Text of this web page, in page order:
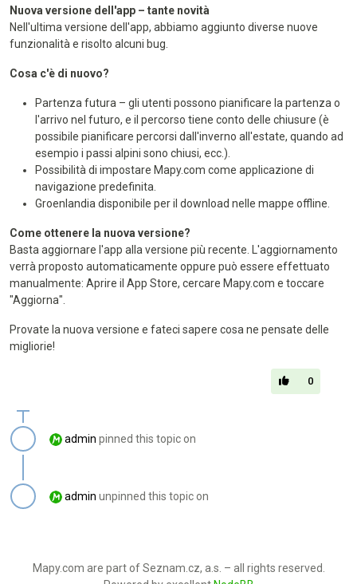
Nuova versione dell'app – tante novità
Nell'ultima versione dell'app, abbiamo aggiunto diverse nuove
funzionalità e risolto alcuni bug.
Cosa c'è di nuovo?
Partenza futura – gli utenti possono pianificare la partenza o
l'arrivo nel futuro, e il percorso tiene conto delle chiusure (è
possibile pianificare percorsi dall'inverno all'estate, quando ad
esempio i passi alpini sono chiusi, ecc.).
Possibilità di impostare Mapy.com come applicazione di
navigazione predefinita.
Groenlandia disponibile per il download nelle mappe offline.
Come ottenere la nuova versione?
Basta aggiornare l'app alla versione più recente. L'aggiornamento
verrà proposto automaticamente oppure può essere effettuato
manualmente: Aprire il App Store, cercare Mapy.com e toccare
"Aggiorna".
Provate la nuova versione e fateci sapere cosa ne pensate delle
migliorie!
0
admin pinned this topic on
admin unpinned this topic on
Mapy.com are part of Seznam.cz, a.s. – all rights reserved.